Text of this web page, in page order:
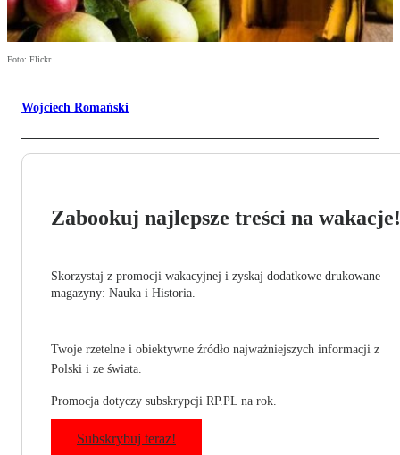
Foto: Flickr
Wojciech Romański
Zabookuj najlepsze treści na wakacje!
Skorzystaj z promocji wakacyjnej i zyskaj dodatkowe drukowane
magazyny: Nauka i Historia.
Twoje rzetelne i obiektywne źródło najważniejszych informacji z
Polski i ze świata.
Promocja dotyczy subskrypcji RP.PL na rok.
Subskrybuj teraz!